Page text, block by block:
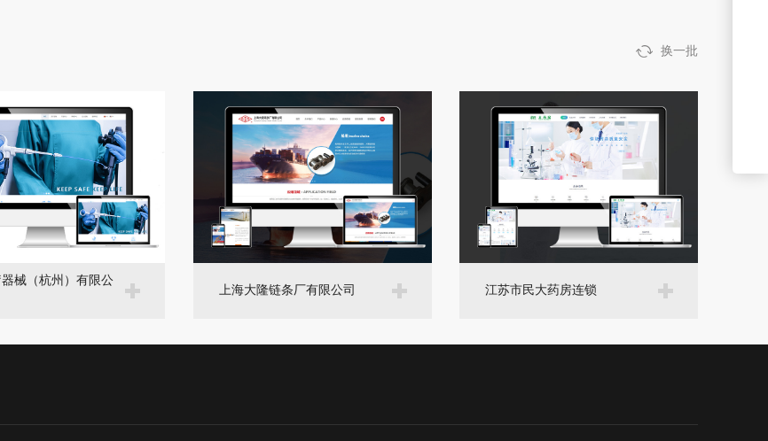
换一批
械（杭州）有限公
上海大隆链条厂有限公司 江苏市民大药房连锁